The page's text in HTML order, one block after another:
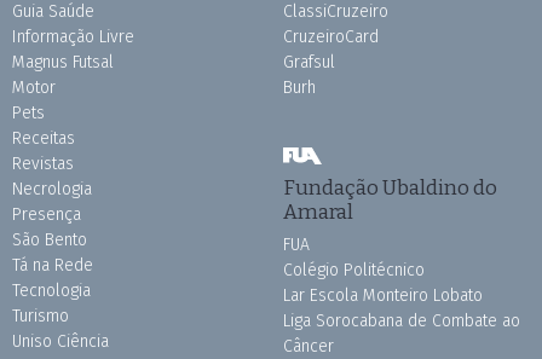
Guia Saúde
Informação Livre
Magnus Futsal
Motor
Pets
Receitas
Revistas
Necrologia
Presença
São Bento
Tá na Rede
Tecnologia
Turismo
Uniso Ciência
ClassiCruzeiro
CruzeiroCard
Grafsul
Burh
Fundação Ubaldino do
Amaral
FUA
Colégio Politécnico
Lar Escola Monteiro Lobato
Liga Sorocabana de Combate ao
Câncer